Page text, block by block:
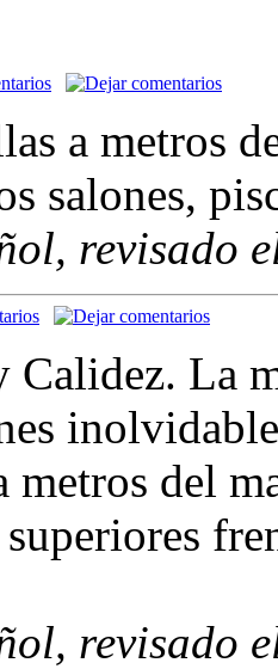
a metros
salones,
revisado
Calidez. La
metros del
revisado